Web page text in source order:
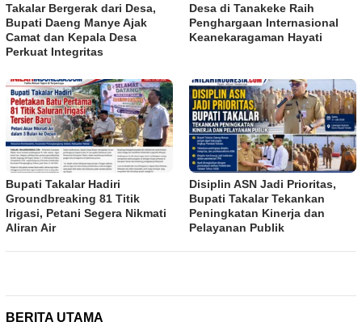
Takalar Bergerak dari Desa,
Bupati Daeng Manye Ajak
Camat dan Kepala Desa
Perkuat Integritas
Desa di Tanakeke Raih
Penghargaan Internasional
Keanekaragaman Hayati
Bupati Takalar Hadiri
Groundbreaking 81 Titik
Irigasi, Petani Segera Nikmati
Aliran Air
Disiplin ASN Jadi Prioritas,
Bupati Takalar Tekankan
Peningkatan Kinerja dan
Pelayanan Publik
BERITA UTAMA